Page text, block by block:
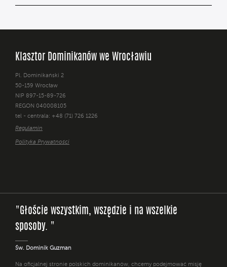
Klasztor Dominikanów we Wrocławiu
Pl. Dominikański 2
50-159 Wrocław
NIP 897-15-89-726
REGON 040008105
tel - centrala: +48 (71) 726 1226
Regulamin
Polityka Prywatności
"Głoście wszystkim, wszędzie i na wszelkie
sposoby. "
Św. Dominik Guzman
Na oficjalnej stronie polskich dominikanów, chcemy podejmować misję